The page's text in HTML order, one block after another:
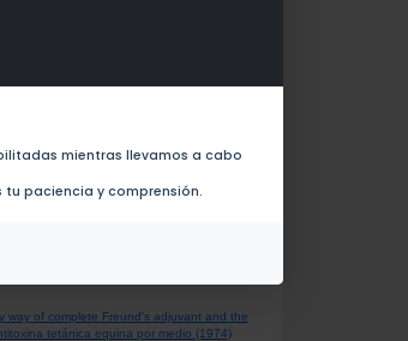
mientras llevamos a cabo
paciencia y comprensión.
A of mice thymocytes (1976)
way of complete Freund's adjuvant and the
tetánica equina por medio (1974)